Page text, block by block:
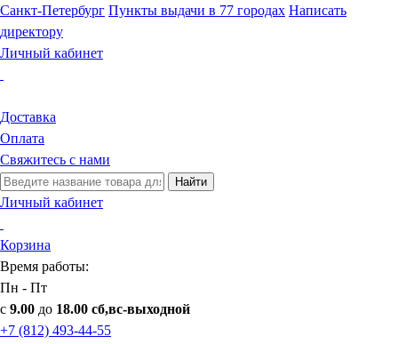
Санкт-Петербург Пункты выдачи в 77 городах Написать
директору
Личный кабинет
Доставка
Оплата
Свяжитесь с нами
Найти
Личный кабинет
Корзина
Время работы:
Пн - Пт
с 9.00 до 18.00 сб,вс-выходной
+7 (812) 493-44-55